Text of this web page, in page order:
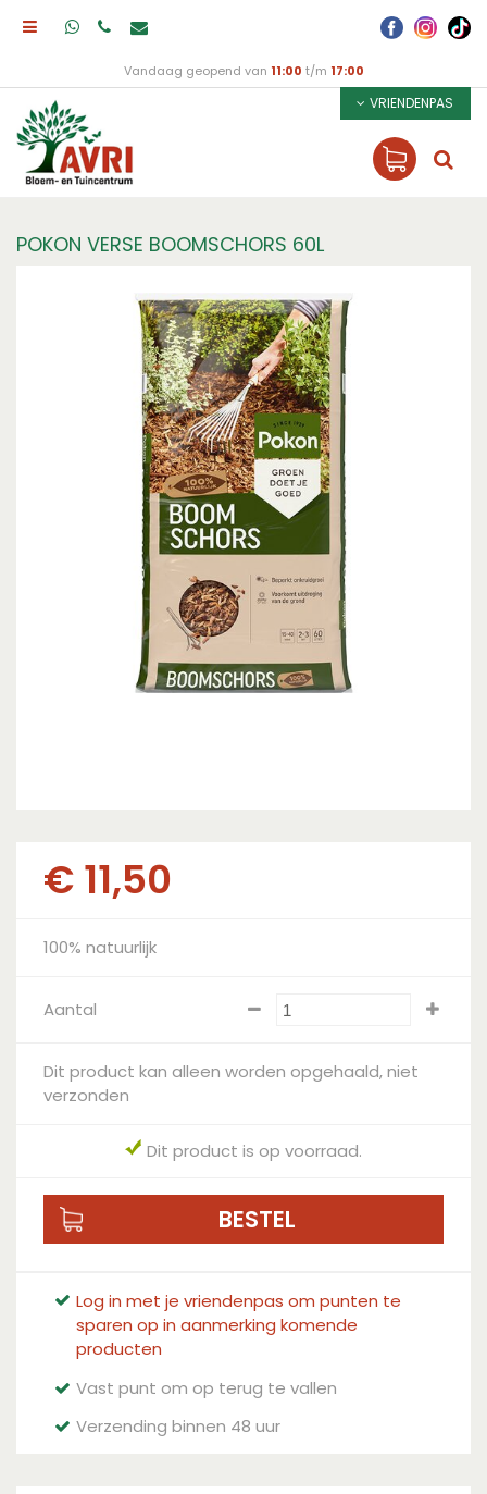
Vandaag geopend van 11:00 t/m 17:00
VRIENDENPAS
POKON VERSE BOOMSCHORS 60L
€11,50
100% natuurlijk
Aantal
Dit product kan alleen worden opgehaald, niet
verzonden
Dit product is op voorraad.
Log in met je vriendenpas om punten te
sparen op in aanmerking komende
producten
Vast punt om op terug te vallen
Verzending binnen 48 uur